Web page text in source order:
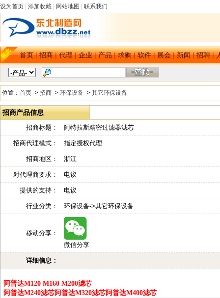
设为首页 添加收藏 网站地图 联系我们
首页|招商|代理|企业|产品|求购|软件|展会|新闻|招聘|
位置： 首页 -> 招商 -> 环保设备 -> 其它环保设备
招商产品信息
招商标题： 阿特拉斯精密过滤器滤芯
招商代理模式： 指定授权代理
招商地区： 浙江
对代理商要求： 电议
提供的支持： 电议
行业分类： 环保设备->其它环保设备
移动分享：
微信分享
详细信息：
阿普达M120 M160 M200滤芯
阿普达M240滤芯阿普达M320滤芯阿普达M400滤芯